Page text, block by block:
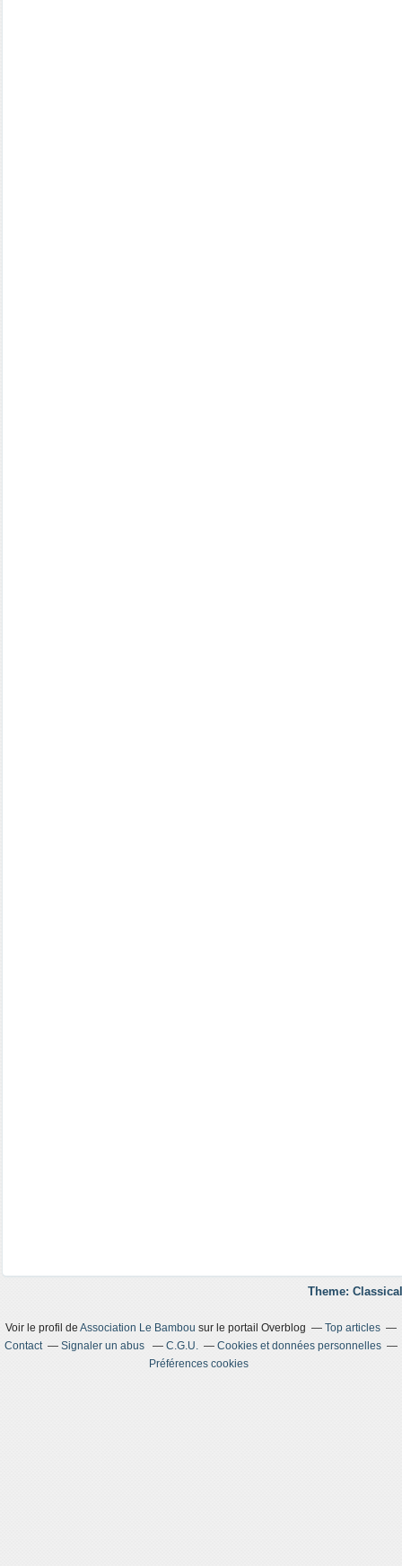
Theme:
Voir le profil de Association Le Bambou sur le portail Overblog
Top articles
Contact
Signaler un abus C.G.U.
Cookies et données personnelles
Préférences cookies